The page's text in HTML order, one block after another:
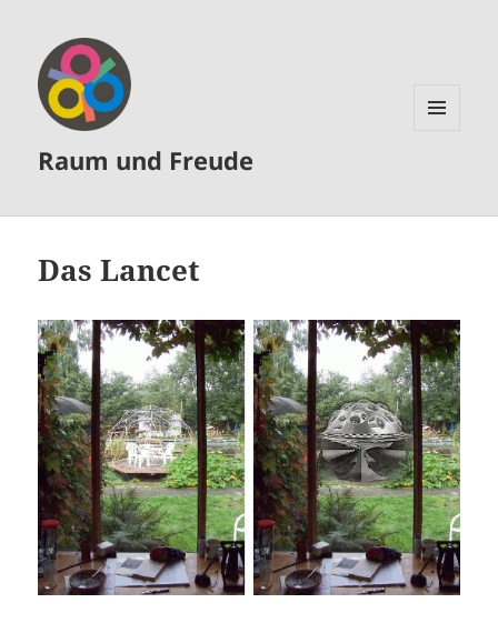
Raum und Freude
Das Lancet